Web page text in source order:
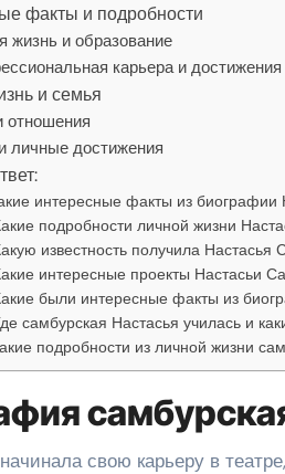
факты и подробности
жизнь и образование
карьера и достижения
и семья
отношения
личные достижения
интересные факты из биографии
подробности личной жизни
известность получила
интересные проекты Настасьи
были интересные факты из
самбурская Настасья училась и
подробности из личной жизни
свою карьеру в